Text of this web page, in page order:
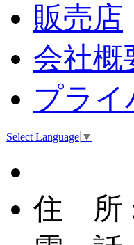
販売店
会社概
プラ
Select Language ▼
住 所 :